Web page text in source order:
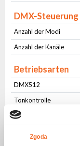
Zgoda
DMX-Steuerung
Anzahl der Modi
Anzahl der Kanäle
Betriebsarten
DMX512
Tonkontrolle
Automatische Steuerung